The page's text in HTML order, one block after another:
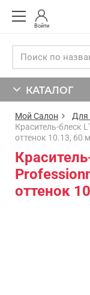
Войти
КАТАЛОГ
Мой Салон Для
Краситель-блеск
оттенок 10.13, 60
оттенок